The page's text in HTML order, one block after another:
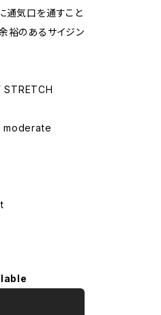
通気口を通すこと
裕のあるサイジン
moderate